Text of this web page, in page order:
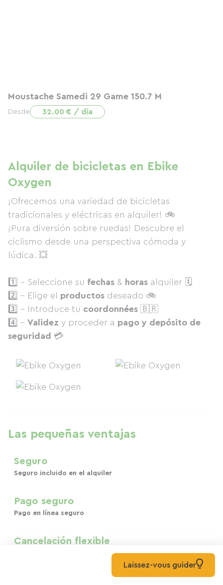
Moustache Samedi 29 Game 150.7 M
Desde 32.00 € / día
Alquiler de bicicletas en Ebike
Oxygen
¡Ofrecemos una variedad de bicicletas
tradicionales y eléctricas en alquiler! 🚲
¡Pura diversión sobre ruedas! Descubre el
ciclismo desde una perspectiva cómoda y
lúdica. 💥
1️⃣ - Seleccione su fechas & horas alquiler 🗓
2️⃣ - Elige el productos deseado 🚲
3️⃣ - Introduce tu coordonnées 🇧🇷
4️⃣ - Validez y proceder a pago y depósito de
seguridad 💳
Las pequeñas ventajas
Seguro
Seguro incluido en el alquiler
Pago seguro
Pago en línea seguro
Cancelación flexible
Posibilidad de cancelar tu reserva
Laissez-vous guider